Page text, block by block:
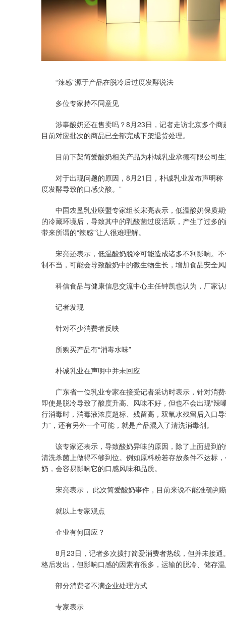
“辣感”源于产品在脱冷后过度发酵说法
多位专家持不同意见
涉事酸奶还在售卖吗？8月23日，记者走访北京多个商
目前对应批次的商品已全部完成下架退货处理。
目前下架简爱酸奶相关产品为朴城乳业承德有限公司
对于出现问题的原因，8月21日，朴诚乳业发布声明称
度发酵导致的口感尖酸。”
中国农垦乳业联盟专家组长宋亮表示，低温酸奶保质期
的冷藏环境后，导致其中的乳酸菌过度活跃，产生了过多
带来所谓的“辣感”让人很难理解。
宋亮还表示，低温酸奶脱冷可能造成诸多不利影响。不
制不当，可能会导致酸奶中的微生物生长，增加食品安全
科信食品与健康信息交流中心主任钟凯也认为，厂家认
记者发现
针对不少消费者反映
所购买产品有“消毒水味”
朴诚乳业在声明中并未回应
广东省一位乳业专家在接受记者采访时表示，针对消费
即使是脱冷导致了酸度升高、风味不好，但也不会出现“
行消毒时，消毒液浓度超标、残留高，双氧水残留后入口
力”，还有另外一个可能，就是产品混入了清洗消毒剂。
该专家还表示，导致酸奶异味的原因，除了上面提到的
清洗杀菌上做得不够到位。例如原料粉若存放条件不达标
奶，会容易影响它的口感风味和品质。
宋亮表示， 此次简爱酸奶事件，目前来说不能准确判
就以上专家观点
企业有何回应？
8月23日，记者多次拨打简爱消费者热线，但并未接通
格后发出，但影响口感的因素有很多，运输的脱冷、储存
部分消费者不满企业处理方式
专家表示